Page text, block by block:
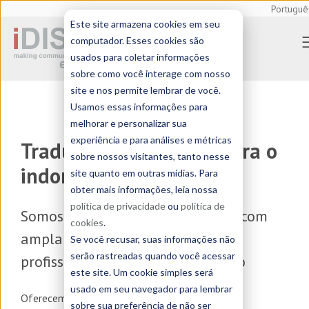
Este site armazena cookies em seu
computador. Esses cookies são
usados para coletar informações
sobre como você interage com nosso
site e nos permite lembrar de você.
Usamos essas informações para
melhorar e personalizar sua
experiência e para análises e métricas
sobre nossos visitantes, tanto nesse
site quanto em outras mídias. Para
obter mais informações, leia nossa
política de privacidadeou política de
cookies.
Se você recusar, suas informações não
serão rastreadas quando você acessar
este site. Um cookie simples será
usado em seu navegador para lembrar
sobre sua preferência de não ser
Tradução profissional para o
indonésio
Somos umaagência de tradução
com
ampla experiência em tradução
profissional de e para o indonésio
Oferecemos serviços de
tradução, localização e